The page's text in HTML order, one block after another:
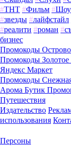
#ТНТ #Фильм #Шоу
#звезды #лайфстайл
#реалити #роман #
бизнес
Промокоды
Промокоды Золотое
Яндекс Маркет
Промокоды
Арома Бутик
Путешествия
Издательство
использования
Персоны